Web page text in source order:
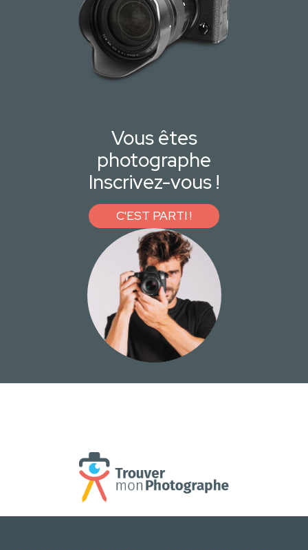
Vous êtes
photographe
Inscrivez-vous !
C'EST PARTI !